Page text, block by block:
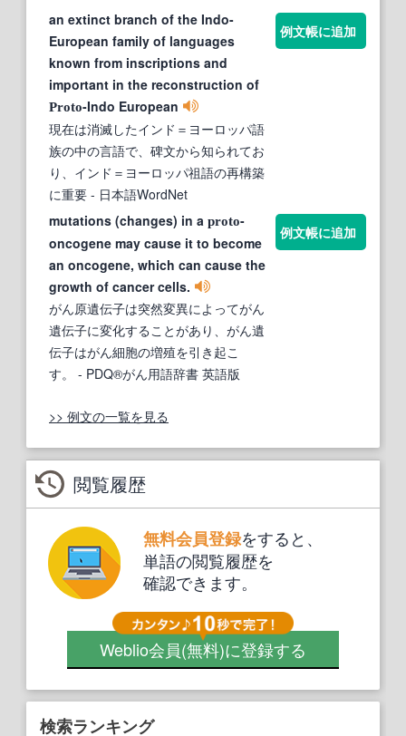
an extinct branch of the Indo-
European family of languages
known from inscriptions and
important in the reconstruction of
Proto-Indo European
現在は消滅したインド＝ヨーロッパ語
族の中の言語で、碑文から知られてお
り、インド＝ヨーロッパ祖語の再構築
に重要 - 日本語WordNet
例文帳に追加
mutations (changes) in a proto-
oncogene may cause it to become
an oncogene, which can cause the
growth of cancer cells.
がん原遺伝子は突然変異によってがん
遺伝子に変化することがあり、がん遺
伝子はがん細胞の増殖を引き起こ
す。
- PDQ®がん用語辞書 英語版
例文帳に追加
>> 例文の一覧を見る
閲覧履歴
無料会員登録をすると、
単語の閲覧履歴を
確認できます。
Weblio会員(無料)に登録する
検索ランキング